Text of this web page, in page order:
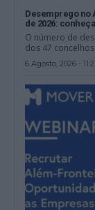
Desemprego no
de 2026:
O número de
dos 47
6 Agosto, 2026 -